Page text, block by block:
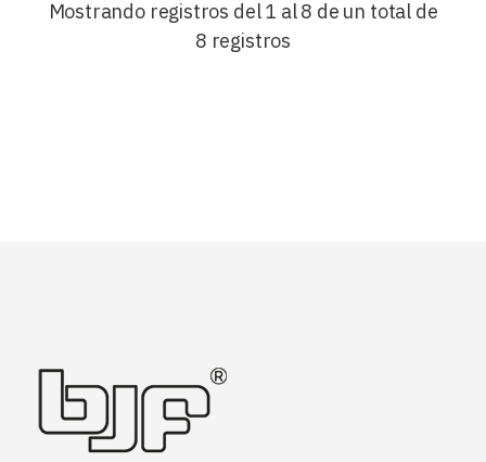
Mostrando registros del 1 al 8 de un total de
8 registros